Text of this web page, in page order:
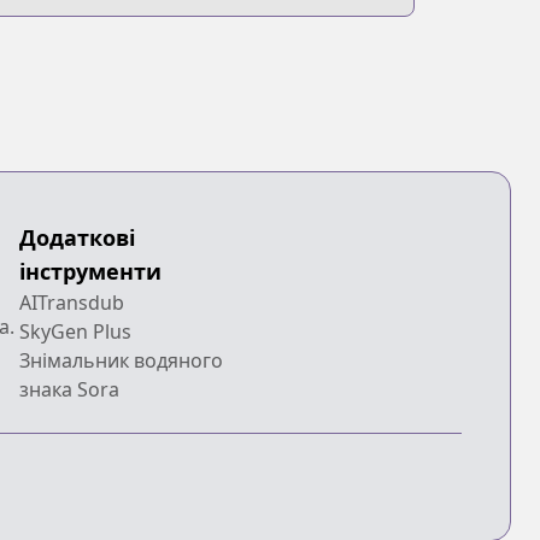
Додаткові
інструменти
AITransdub
SkyGen Plus
Знімальник водяного
знака Sora